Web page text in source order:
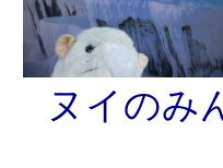
ヌイのみ